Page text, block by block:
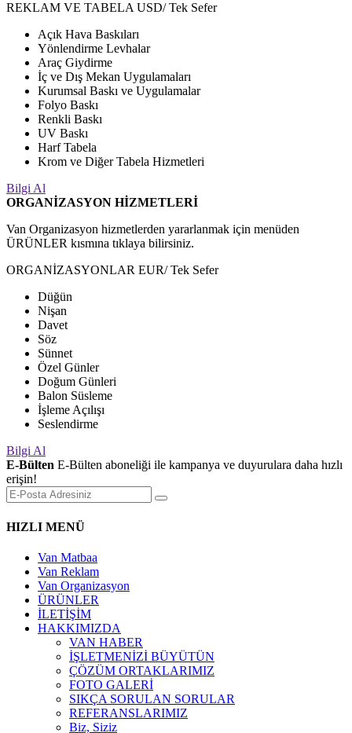
REKLAM VE TABELA USD/ Tek Sefer
Açık Hava Baskıları
Yönlendirme Levhalar
Araç Giydirme
İç ve Dış Mekan Uygulamaları
Kurumsal Baskı ve Uygulamalar
Folyo Baskı
Renkli Baskı
UV Baskı
Harf Tabela
Krom ve Diğer Tabela Hizmetleri
Bilgi Al
ORGANİZASYON HİZMETLERİ
Van Organizasyon hizmetlerden yararlanmak için menüden
ÜRÜNLER kısmına tıklaya bilirsiniz.
ORGANİZASYONLAR EUR/ Tek Sefer
Düğün
Nişan
Davet
Söz
Sünnet
Özel Günler
Doğum Günleri
Balon Süsleme
İşleme Açılışı
Seslendirme
Bilgi Al
E-Bülten E-Bülten aboneliği ile kampanya ve duyurulara daha hızlı
erişin!
HIZLI MENÜ
Van Matbaa
Van Reklam
Van Organizasyon
ÜRÜNLER
İLETİŞİM
HAKKIMIZDA
VAN HABER
İŞLETMENİZİ BÜYÜTÜN
ÇÖZÜM ORTAKLARIMIZ
FOTO GALERİ
SIKÇA SORULAN SORULAR
REFERANSLARIMIZ
Biz, Siziz